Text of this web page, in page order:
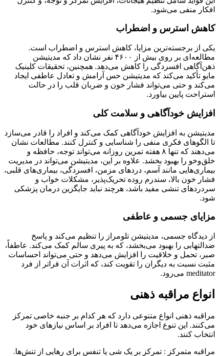
افکار منفی می‌شود.
کاهش استرس و اضطراب
یکی از برجسته‌ترین مزایا، کاهش استرس و اضطراب است.
مطالعه‌ای بر روی بیش از ۴۶۰۰ نفر نشان داد که مدیتیشن
ذهن‌آگاهی افسردگی را کاهش می‌دهد. همچنین، تحقیقات کلینیک
مایو تأکید می‌کند که مدیتیشن حس آرامش و تعادل عاطفی ایجاد
می‌کند و حتی می‌تواند فشار خون و ضربان قلب را در حالت
استراحت پایین بیاورد.
افزایش خودآگاهی و سلامت کلی
مدیتیشن به افزایش خودآگاهی کمک می‌کند و افراد را قادر می‌سازد
تا الگوهای فکری منفی را شناسایی و کنترل کنند. مطالعات نشان
می‌دهند که تنها ۸ هفته تمرین روزانه می‌تواند توجه، حافظه و
خلق‌وخو را بهبود بخشد. علاوه بر این، مدیتیشن می‌تواند در مدیریت
بیماری‌هایی مانند آسم، دردهای مزمن، افسردگی، بیماری‌های قلبی،
فشار خون بالا، سندرم روده تحریک‌پذیر، مشکلات خواب و
سردردهای تنشی مفید باشد، هرچند نباید جایگزین درمان پزشکی
شود.
مزایای جسمی و عاطفی
از دیدگاه جسمی، مدیتیشن تلومراز را تنظیم می‌کند و پاسخ
ضدالتهابی را بهبود می‌بخشد، که به پیری سالم کمک می‌کند. عاطفاً،
صبر، تحمل و خلاقیت را افزایش می‌دهد و حتی می‌تواند احساسات
مثبت نسبت به دیگران را تقویت کند، که اثرات آن فراتر از فرد
meditator می‌رود.
انواع مراقبه ذهنی
مراقبه ذهنی انواع متنوعی دارد که هر کدام بر جنبه خاصی تمرکز
می‌کنند. این تنوع اجازه می‌دهد تا افراد بر اساس نیازهای خود
انتخاب کنند.
مراقبه متمرکز : تمرکز بر یک شی یا تنفس برای رهایی از تنش‌ها.